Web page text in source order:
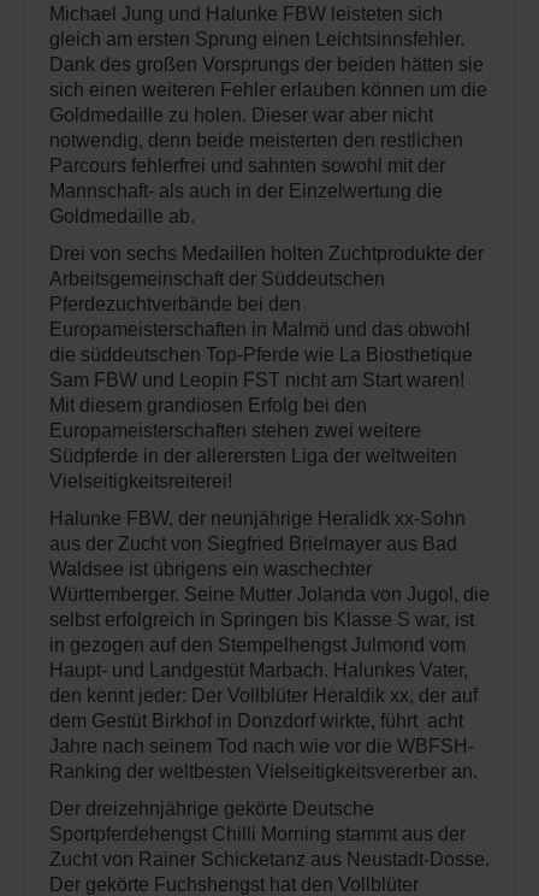
Michael Jung und Halunke FBW leisteten sich
gleich am ersten Sprung einen Leichtsinnsfehler.
Dank des großen Vorsprungs der beiden hätten sie
sich einen weiteren Fehler erlauben können um die
Goldmedaille zu holen. Dieser war aber nicht
notwendig, denn beide meisterten den restlichen
Parcours fehlerfrei und sahnten sowohl mit der
Mannschaft- als auch in der Einzelwertung die
Goldmedaille ab.
Drei von sechs Medaillen holten Zuchtprodukte der
Arbeitsgemeinschaft der Süddeutschen
Pferdezuchtverbände bei den
Europameisterschaften in Malmö und das obwohl
die süddeutschen Top-Pferde wie La Biosthetique
Sam FBW und Leopin FST nicht am Start waren!
Mit diesem grandiosen Erfolg bei den
Europameisterschaften stehen zwei weitere
Südpferde in der allerersten Liga der weltweiten
Vielseitigkeitsreiterei!
Halunke FBW, der neunjährige Heralidk xx-Sohn
aus der Zucht von Siegfried Brielmayer aus Bad
Waldsee ist übrigens ein waschechter
Württemberger. Seine Mutter Jolanda von Jugol, die
selbst erfolgreich in Springen bis Klasse S war, ist
in gezogen auf den Stempelhengst Julmond vom
Haupt- und Landgestüt Marbach. Halunkes Vater,
den kennt jeder: Der Vollblüter Heraldik xx, der auf
dem Gestüt Birkhof in Donzdorf wirkte, führt acht
Jahre nach seinem Tod nach wie vor die WBFSH-
Ranking der weltbesten Vielseitigkeitsvererber an.
Der dreizehnjährige gekörte Deutsche
Sportpferdehengst Chilli Morning stammt aus der
Zucht von Rainer Schicketanz aus Neustadt-Dosse.
Der gekörte Fuchshengst hat den Vollblüter